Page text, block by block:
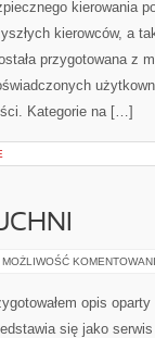
kierowania
kierowców, a
przygotowana z
Kategorie na […]
MOŻLIWOŚĆ
opis
się jako